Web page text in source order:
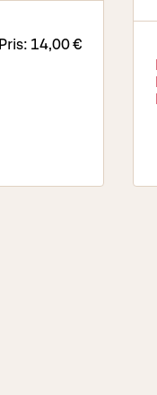
Pris: 14,00 €